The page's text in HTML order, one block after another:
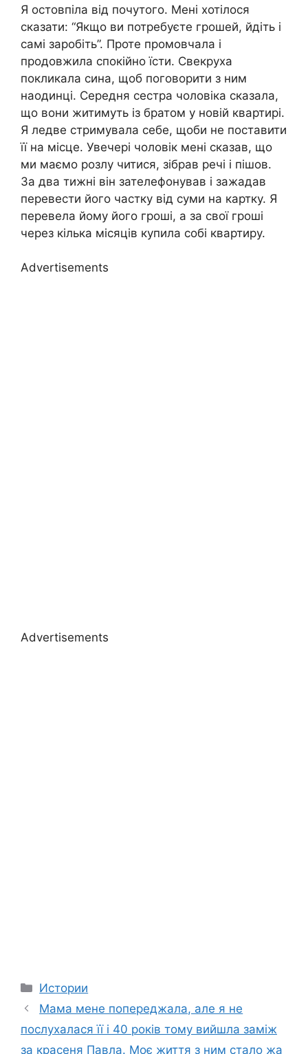
Я остовпіла від почутого. Мені хотілося
сказати: “Якщо ви потребуєте грошей, йдіть і
самі заробіть”. Проте промовчала і
продовжила спокійно їсти. Свекруха
покликала сина, щоб поговорити з ним
наодинці. Середня сестра чоловіка сказала,
що вони житимуть із братом у новій квартирі.
Я ледве стримувала себе, щоби не поставити
її на місце. Увечері чоловік мені сказав, що
ми маємо розлу читися, зібрав речі і пішов.
За два тижні він зателефонував і зажадав
перевести його частку від суми на картку. Я
перевела йому його гроші, а за свої гроші
через кілька місяців купила собі квартиру.
Advertisements
Advertisements
Categories
Истории
Мама мене попереджала, але я не
послухалася її і 40 років тому вийшла заміж
за красеня Павла. Моє життя з ним стало жа